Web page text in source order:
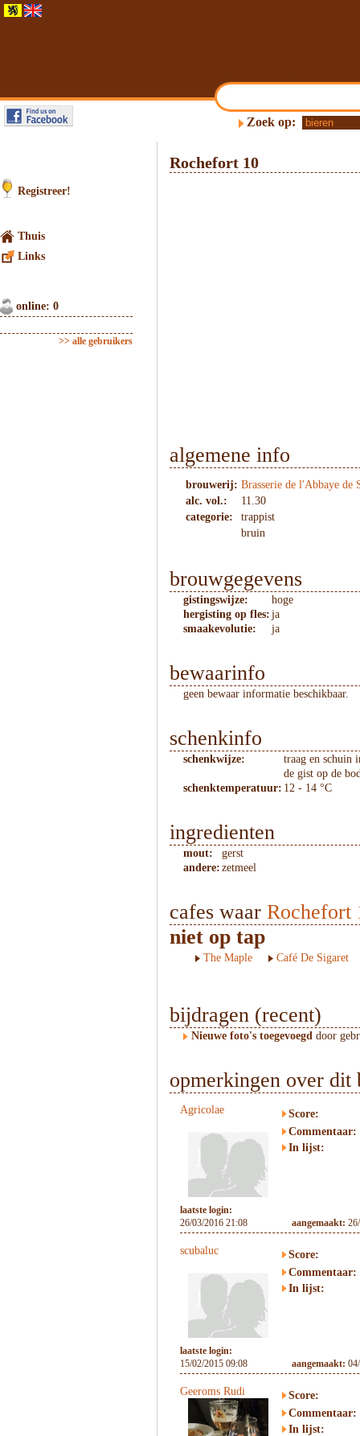
Zoek op:
Registreer!
Thuis
Links
online: 0
>> alle gebruikers
Rochefort 10
algemene info
brouwerij: Brasserie de l'Abbaye de
alc. vol.:
11.30
categorie:
trappist
bruin
brouwgegevens
gistingswijze:
hoge
hergisting op fles: ja
smaakevolutie:
ja
bewaarinfo
geen bewaar informatie beschikbaar.
schenkinfo
schenkwijze:
traag en schuin
de gist op de
schenktemperatuur: 12 - 14 °C
ingredienten
mout:
gerst
andere: zetmeel
cafes waar Rochefort
niet op tap
The Maple Café De Sigaret
bijdragen (recent)
Nieuwe foto's toegevoegd door
opmerkingen over dit
Agricolae
Score:
Commentaar:
In lijst:
laatste login:
26/03/2016 21:08
aangemaakt:
scubaluc
Score:
Commentaar:
In lijst:
laatste login:
15/02/2015 09:08
aangemaakt:
Geeroms Rudi
Score:
Commentaar:
In lijst: